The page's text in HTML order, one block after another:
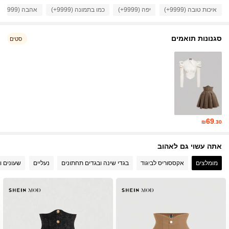
4.91
איכות טובה (9999+) יפה (9999+) כמו בתמונה (9999+) אהבה (9999+)
סגנונות תואמים סטים
₪69.30
אתה עשוי גם לאהוב
מומלצים אקססוריס לביגוד בגדי שינה ובגדים תחתונים נעליים שעונים